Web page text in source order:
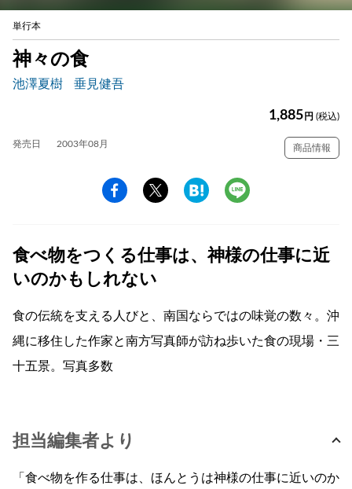
単行本
神々の食
池澤夏樹 垂見健吾
1,885 円 (税込)
発売日 2003年08月 商品情報
食べ物をつくる仕事は、神様の仕事に近
いのかもしれない
食の伝統を支える人びと、南国ならではの味覚の数々。沖
縄に移住した作家と南方写真師が訪ね歩いた食の現場・三
十五景。写真多数
担当編集者より
「食べ物を作る仕事は、ほんとうは神様の仕事に近いのか